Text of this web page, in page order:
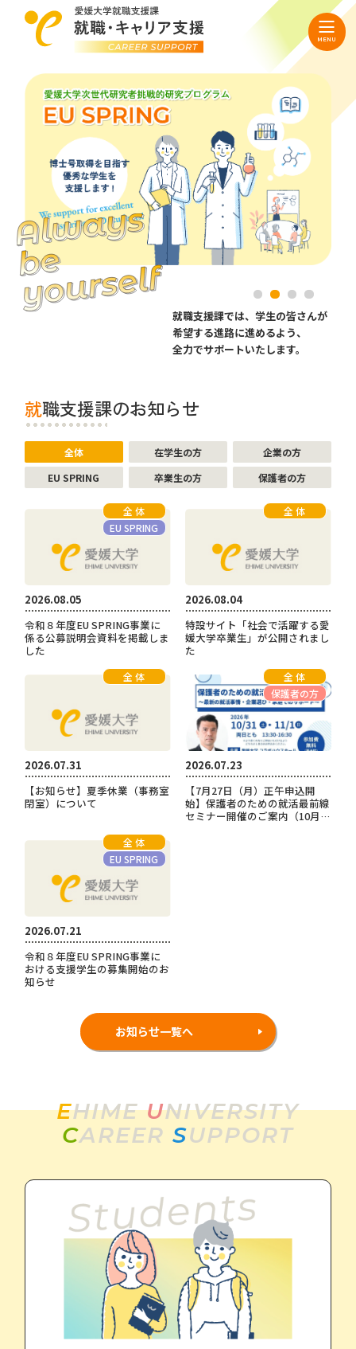
就職支援課では、学生の皆さんが
希望する進路に進めるよう、
全力でサポートいたします。
就職支援課のお知らせ
全体 在学生の方
企業の方
EU SPRING
卒業生の方 保護者の方
全 体
EU SPRING
2026.08.05
令和８年度EU SPRING事業に
係る公募説明会資料を掲載しま
した
全 体
2026.08.04
特設サイト「社会で活躍する愛
媛大学卒業生」が公開されまし
た
全 体
2026.07.31
【お知らせ】夏季休業（事務室
閉室）について
全 体
保護者の方
2026.07.23
【7月27日（月）正午申込開
始】保護者のための就活最前線
セミナー開催のご案内（10月3
全 体
EU SPRING
2026.07.21
令和８年度EU SPRING事業に
おける支援学生の募集開始のお
知らせ
お知らせ一覧へ
EHIME
UNIVERSITY
CAREER
SUPPORT